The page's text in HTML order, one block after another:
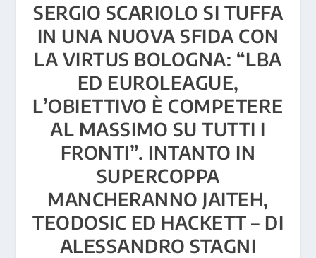
SERGIO SCARIOLO SI TUFFA
IN UNA NUOVA SFIDA CON
LA VIRTUS BOLOGNA: “LBA
ED EUROLEAGUE,
L’OBIETTIVO È COMPETERE
AL MASSIMO SU TUTTI I
FRONTI”. INTANTO IN
SUPERCOPPA
MANCHERANNO JAITEH,
TEODOSIC ED HACKETT – DI
ALESSANDRO STAGNI